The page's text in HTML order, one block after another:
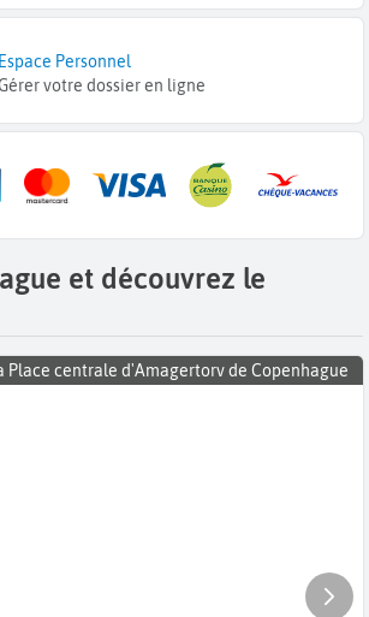
Espace Personnel
votre dossier en ligne
et découvrez le
Place centrale d'Amagertorv de Copenhague